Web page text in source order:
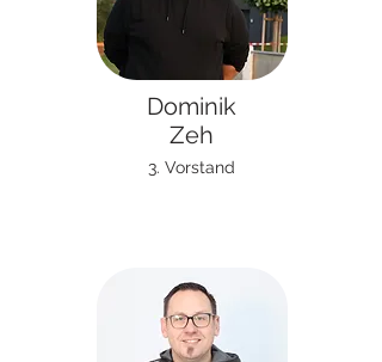
Dominik
Zeh
3. Vorstand